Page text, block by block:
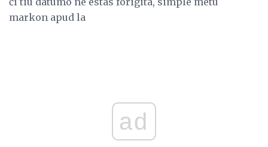
markon apud la
ad